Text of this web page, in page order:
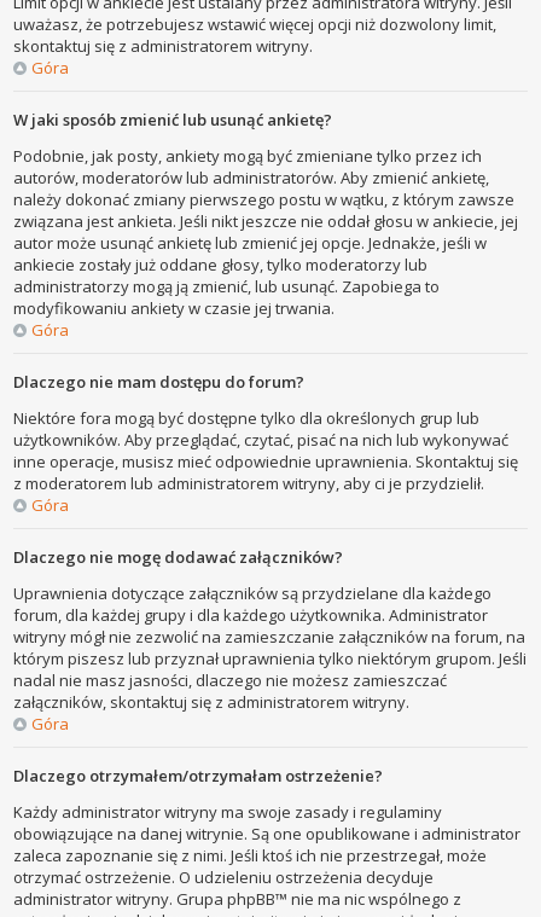
uważasz, że potrzebujesz wstawić więcej opcji niż dozwolony limit,
skontaktuj się z administratorem witryny.
Góra
W jaki sposób zmienić lub usunąć ankietę?
Podobnie, jak posty, ankiety mogą być zmieniane tylko przez ich
autorów, moderatorów lub administratorów. Aby zmienić ankietę,
należy dokonać zmiany pierwszego postu w wątku, z którym zawsze
związana jest ankieta. Jeśli nikt jeszcze nie oddał głosu w ankiecie, jej
autor może usunąć ankietę lub zmienić jej opcje. Jednakże, jeśli w
ankiecie zostały już oddane głosy, tylko moderatorzy lub
administratorzy mogą ją zmienić, lub usunąć. Zapobiega to
modyfikowaniu ankiety w czasie jej trwania.
Góra
Dlaczego nie mam dostępu do forum?
Niektóre fora mogą być dostępne tylko dla określonych grup lub
użytkowników. Aby przeglądać, czytać, pisać na nich lub wykonywać
inne operacje, musisz mieć odpowiednie uprawnienia. Skontaktuj się
z moderatorem lub administratorem witryny, aby ci je przydzielił.
Góra
Dlaczego nie mogę dodawać załączników?
Uprawnienia dotyczące załączników są przydzielane dla każdego
forum, dla każdej grupy i dla każdego użytkownika. Administrator
witryny mógł nie zezwolić na zamieszczanie załączników na forum, na
którym piszesz lub przyznał uprawnienia tylko niektórym grupom. Jeśli
nadal nie masz jasności, dlaczego nie możesz zamieszczać
załączników, skontaktuj się z administratorem witryny.
Góra
Dlaczego otrzymałem/otrzymałam ostrzeżenie?
Każdy administrator witryny ma swoje zasady i regulaminy
obowiązujące na danej witrynie. Są one opublikowane i administrator
zaleca zapoznanie się z nimi. Jeśli ktoś ich nie przestrzegał, może
otrzymać ostrzeżenie. O udzieleniu ostrzeżenia decyduje
administrator witryny. Grupa phpBB™ nie ma nic wspólnego z